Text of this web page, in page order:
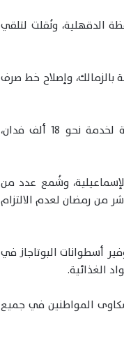
الدقهلية، ونُقلت لتلقي
بالزمالك، وإصلاح خط صرف
وفي قطاع الموارد المائية، نجحت المنظومة في تطهير مصرف صفط الأوسط بالشرقية لخدمة نحو 18 ألف فدان،
وشُمع عدد من
من رمضان لعدم الالتزام
أسطوانات البوتاجاز في
الغذائية.
المواطنين في جميع